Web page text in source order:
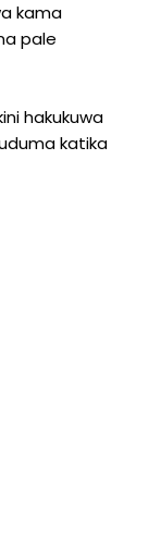
kama
pale
hakukuwa
katika